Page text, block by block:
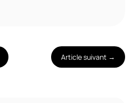
Article suivant →